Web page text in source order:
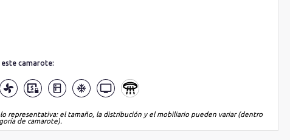
este camarote:
representativa: el tamaño, la distribución y el mobiliario pueden variar (dentro
de camarote).